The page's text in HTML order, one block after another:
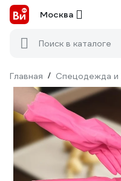
Москва
Поиск в каталоге
Главная / Спецодежда